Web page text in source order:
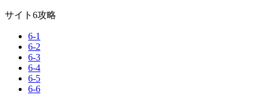
サイト6攻略
6-1
6-2
6-3
6-4
6-5
6-6